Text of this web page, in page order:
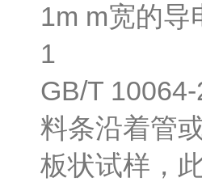
1m m宽的导
1
GB/T
料条沿着管
板状试样，